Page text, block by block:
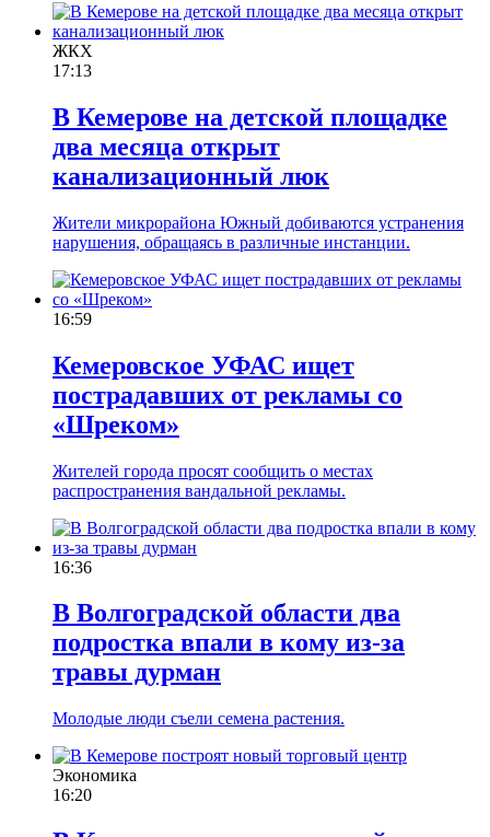
ЖКХ
17:13
В Кемерове на детской площадке
два месяца открыт
канализационный люк
Жители микрорайона Южный добиваются устранения
нарушения, обращаясь в различные инстанции.
16:59
Кемеровское УФАС ищет
пострадавших от рекламы со
«Шреком»
Жителей города просят сообщить о местах
распространения вандальной рекламы.
16:36
В Волгоградской области два
подростка впали в кому из-за
травы дурман
Молодые люди съели семена растения.
Экономика
16:20